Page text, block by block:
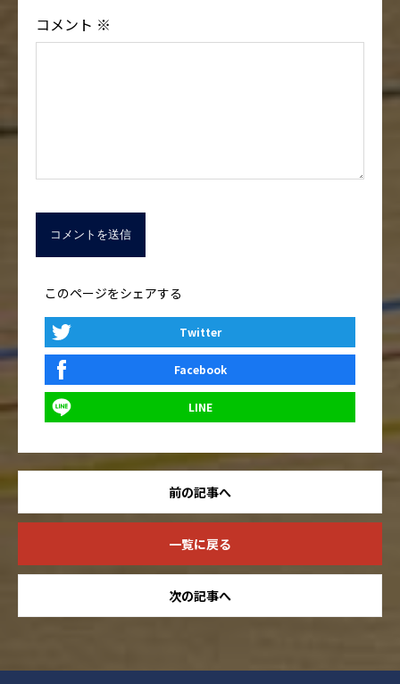
コメント ※
このページをシェアする
Twitter
Facebook
LINE
前の記事へ
一覧に戻る
次の記事へ